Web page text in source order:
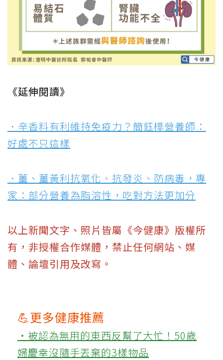
《延伸閱讀》
．辛香料有利維持免疫力？簡鈺樺營養師：
好處不只這樣
．薑、薑黃利抗氧化、抗發炎、防病毒，專
家：部分營養為脂溶性，吃對方法更加分
以上新聞文字、照片皆屬《今健康》版權所
有，非授權合作媒體，禁止任何網站、媒
體、論壇引用及改寫。
💪更多健康推薦
‧被認為無用的東西反幫了大忙！50歲
婦慶幸沒隨手丟棄的3樣物品